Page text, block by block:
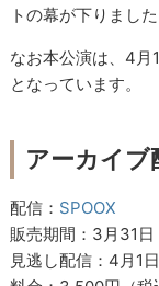
トの幕が下りました
なお本公演は、4
となっています。
アーカイブ
配信： SPOOX
販売期間：3月31
見逃し配信：4月1